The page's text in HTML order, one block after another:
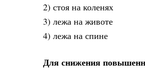
2) стоя на коленях
3) лежа на животе
4) лежа на спине
Для снижения